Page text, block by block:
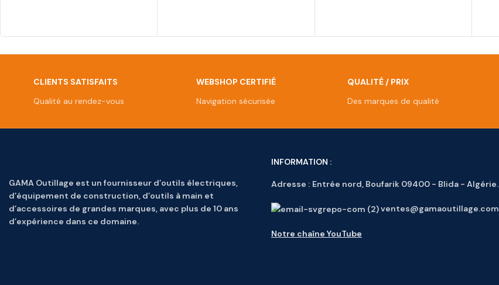
CLIENTS SATISFAITS
Qualité au rendez-vous
WEBSHOP CERTIFIÉ
Navigation sécurisée
QUALITÉ / PRIX
Des marques de qualité
GAMA Outillage est un fournisseur d’outils électriques,
d’équipement de construction, d’outils à main et
d’accessoires de grandes marques, avec plus de 10 ans
d’expérience dans ce domaine.
INFORMATION :
Adresse : Entrée nord, Boufarik 09400 - Blida - Algérie.
ventes@gamaoutillage.com
Notre chaîne YouTube